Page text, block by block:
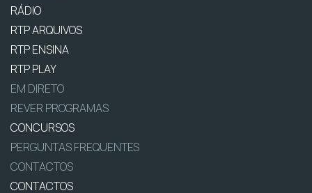
RÁDIO
RTP ARQUIVOS
RTP ENSINA
RTP PLAY
EM DIRETO
REVER PROGRAMAS
CONCURSOS
PERGUNTAS FREQUENTES
CONTACTOS
CONTACTOS